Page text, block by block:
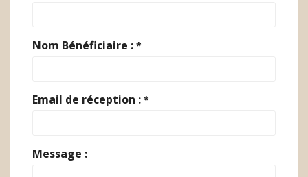
Nom Bénéficiaire :*
Email de réception :*
Message :